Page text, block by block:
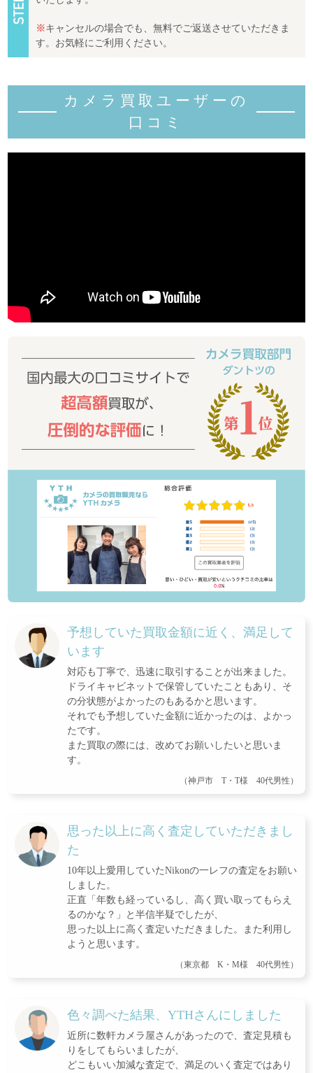
※キャンセルの場合でも、無料でご返送させていただきま
す。お気軽にご利用ください。
カメラ買取ユーザーの
口コミ
予想していた買取金額に近く、満足して
います
対応も丁寧で、迅速に取引することが出来ました。
ドライキャビネットで保管していたこともあり、そ
の分状態がよかったのもあるかと思います。
それでも予想していた金額に近かったのは、よかっ
たです。
また買取の際には、改めてお願いしたいと思いま
す。
（神戸市 T・T様 40代男性）
思った以上に高く査定していただきまし
た
10年以上愛用していたNikonの一レフの査定をお願い
しました。
正直「年数も経っているし、高く買い取ってもらえ
るのかな？」と半信半疑でしたが、
思った以上に高く査定いただきました。また利用し
ようと思います。
（東京都 K・M様 40代男性）
色々調べた結果、YTHさんにしました
近所に数軒カメラ屋さんがあったので、査定見積も
りをしてもらいましたが、
どこもいい加減な査定で、満足のいく査定ではあり